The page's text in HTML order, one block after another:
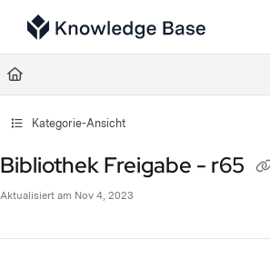
Documentation Index
Fetch the complete documentation index at:
Use this file to discover all available pages before
Kategorie-Ansicht
Bibliothek Freigabe - r65
Aktualisiert am Nov 4, 2023